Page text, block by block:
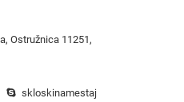
Ostružnica 11251,
skloskinamestaj